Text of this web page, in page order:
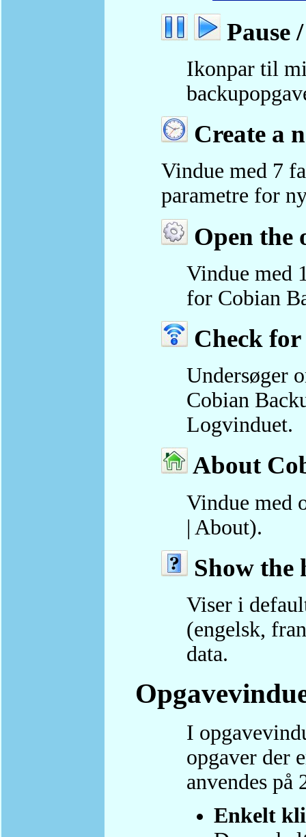
Pause
Ikonpar til
Create a
Vindue med 7
parametre for
Open the
Vindue med
for Cobian
Check for
Undersøger
Cobian
Logvinduet.
About
Vindue med
| About).
Show the
Viser i
(engelsk,
data.
I
opgaver der
anvendes på
Enkelt